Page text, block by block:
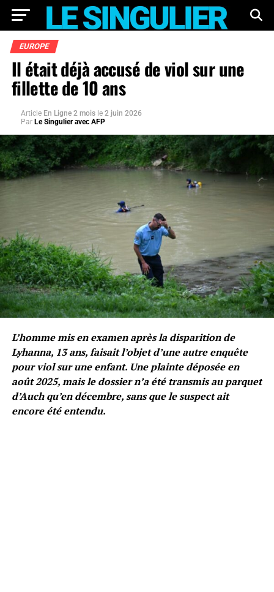
EUROPE
Il était déjà accusé de viol sur une
fillette de 10 ans
Article En Ligne 2 mois le 2 juin 2026
Par Le Singulier avec AFP
L’homme mis en examen après la disparition de
Lyhanna, 13 ans, faisait l’objet d’une autre enquête
pour viol sur une enfant. Une plainte déposée en
août 2025, mais le dossier n’a été transmis au parquet
d’Auch qu’en décembre, sans que le suspect ait
encore été entendu.